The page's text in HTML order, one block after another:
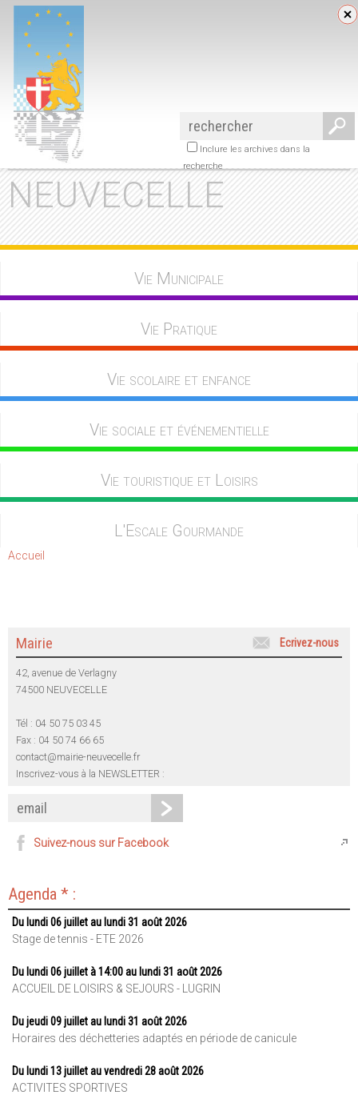
NEUVECELLE
Inclure les archives dans la
recherche
Vie Municipale
Vie Pratique
Vie scolaire et enfance
Vie sociale et événementielle
Vie touristique et Loisirs
L'Escale Gourmande
Accueil
Mairie Ecrivez-nous
42, avenue de Verlagny
74500 NEUVECELLE
Tél : 04 50 75 03 45
Fax : 04 50 74 66 65
contact@mairie-neuvecelle.fr
Inscrivez-vous à la NEWSLETTER :
Suivez-nous sur Facebook
Agenda * :
Du lundi 06 juillet au lundi 31 août 2026
Stage de tennis - ETE 2026
Du lundi 06 juillet à 14:00 au lundi 31 août 2026
ACCUEIL DE LOISIRS & SEJOURS - LUGRIN
Du jeudi 09 juillet au lundi 31 août 2026
Horaires des déchetteries adaptés en période de canicule
Du lundi 13 juillet au vendredi 28 août 2026
ACTIVITES SPORTIVES